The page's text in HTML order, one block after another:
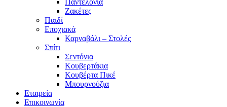
Παντελόνια
Ζακέτες
Παιδί
Εποχιακά
Καρναβάλι – Στολές
Σπίτι
Σεντόνια
Κουβερτάκια
Κουβέρτα Πικέ
Μπουρνούζια
Εταιρεία
Επικοινωνία